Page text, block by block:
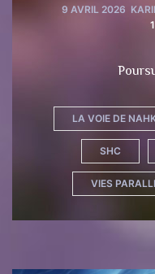
9 AVRIL 2026
LA VOIE DE
SHC
VIES